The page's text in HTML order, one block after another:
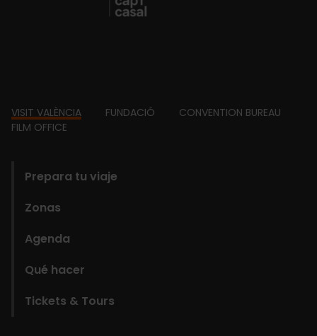
Footer
VISIT VALÈNCIA FUNDACIÓ
CONVENTION BUREAU
FILM OFFICE
Prepara tu viaje
Zonas
Agenda
Qué hacer
Tickets & Tours